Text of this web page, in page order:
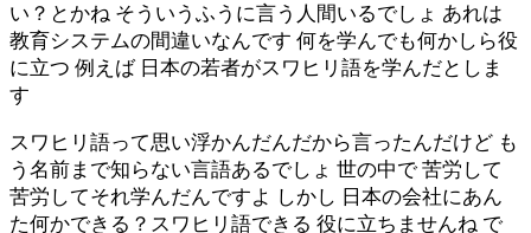
い？とかね そういうふうに言う人間いるでしょ あれは
教育システムの間違いなんです 何を学んでも何かしら役
に立つ 例えば 日本の若者がスワヒリ語を学んだとしま
す
スワヒリ語って思い浮かんだんだから言ったんだけど も
う名前まで知らない言語あるでしょ 世の中で 苦労して
苦労してそれ学んだんですよ しかし 日本の会社にあん
た何かできる？スワヒリ語できる 役に立ちませんね で